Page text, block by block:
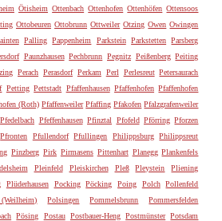
Ötisheim Ottenbach Ottenhofen Ottenhöfen Ottensoos
Ottobeuren Ottobrunn Ottweiler Otzing Owen Owingen
Palling Pappenheim Parkstein Parkstetten Parsberg
Paunzhausen Pechbrunn Pegnitz Peißenberg Peiting
Perach Perasdorf Perkam Perl Perlesreut Petersaurach
Petting Pettstadt Pfaffenhausen Pfaffenhofen Pfaffenhofen
(Roth) Pfaffenweiler Pfaffing Pfakofen Pfalzgrafenweiler
Pfedelbach Pfeffenhausen Pfinztal Pfofeld Pförring Pforzen
Pfronten Pfullendorf Pfullingen Philippsburg Philippsreut
Pinzberg Pirk Pirmasens Pittenhart Planegg Plankenfels
Pleinfeld Pleiskirchen Pleß Pleystein
Pliening
Plüderhausen Pocking Pöcking Poing Polch
Pollenfeld
Polsingen Pommelsbrunn
Pommersfelden
Pösing Postau Postbauer-Heng Postmünster Potsdam